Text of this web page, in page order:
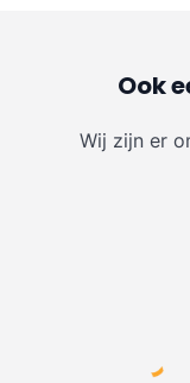
Ook
Wij zijn er